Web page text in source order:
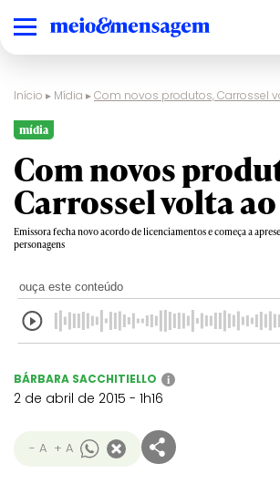
Início ▸ Mídia ▸Com novos produtos, Carrossel
mídia
Com novos
Carrossel volta
Emissora fecha novo acordo de licenciamentos e começa a
personagens
ouça este conteúdo
BÁRBARA SACCHITIELLO i
2 de abril de 2015 - 1h16
- A + A